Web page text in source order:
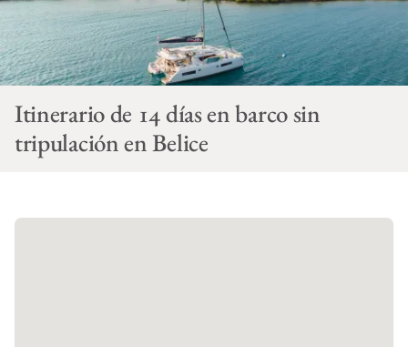
Itinerario de 14 días en barco sin
tripulación en Belice